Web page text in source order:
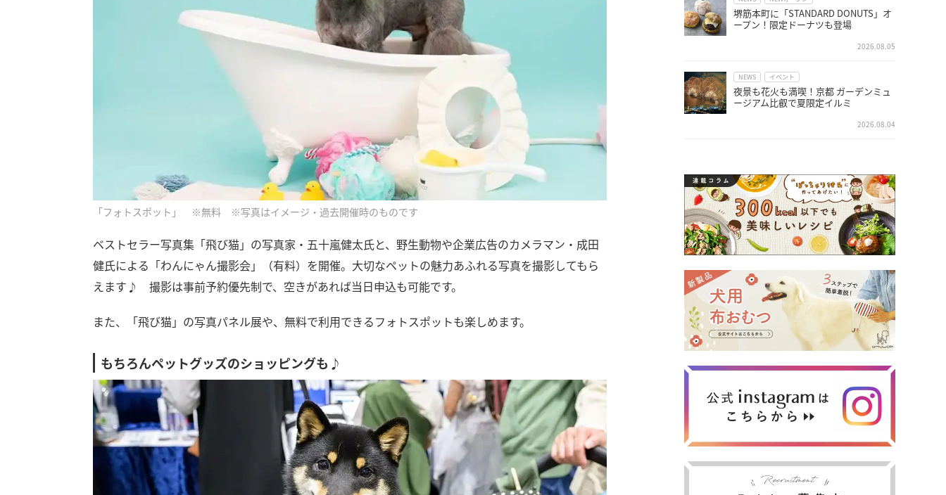
「フォトスポット」 ※無料 ※写真はイメージ・過去開催時のものです
ベストセラー写真集「飛び猫」の写真家・五十嵐健太氏と、野生動物や企業広告のカメラマン・成田
健氏による「わんにゃん撮影会」（有料）を開催。大切なペットの魅力あふれる写真を撮影してもら
えます♪ 撮影は事前予約優先制で、空きがあれば当日申込も可能です。
また、「飛び猫」の写真パネル展や、無料で利用できるフォトスポットも楽しめます。
もちろんペットグッズのショッピングも♪
堺筋本町に「STANDARD DONUTS」オ
ープン！限定ドーナツも登場
2026.08.05
NEWS イベント
夜景も花火も満喫！京都 ガーデンミュ
ージアム比叡で夏限定イルミ
2026.08.04